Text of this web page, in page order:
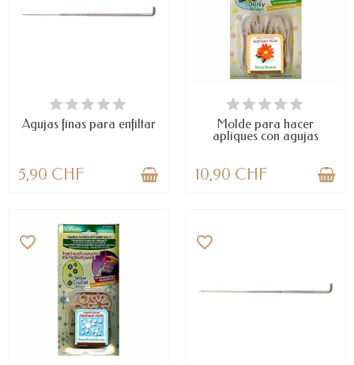
DISPONIBLE
Agujas finas para enfiltar
5,90 CHF
DISPONIBLE
Molde para hacer
apliques con agujas
10,90 CHF
favorite_border favorite_border